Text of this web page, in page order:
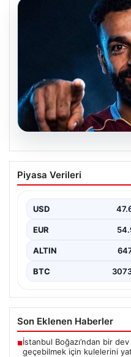
Mohamed Salah
açıklandı!
Piyasa Verileri
USD
EUR
ALTIN
BTC
Son Eklenen Haberler
■İstanbul Boğazı’ndan bir
geçebilmek için kulelerini